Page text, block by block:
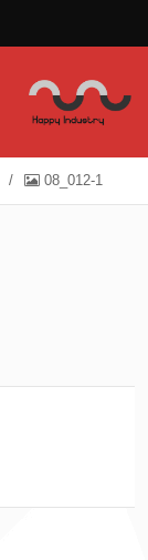
/ 08_012-1